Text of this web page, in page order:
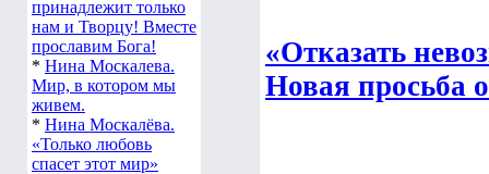
принадлежит только
нам и Творцу! Вместе
прославим Бога!
* Нина Москалева.
Мир, в котором мы
живем.
* Нина Москалёва.
«Только любовь
спасет этот мир»
«Отказать
Новая